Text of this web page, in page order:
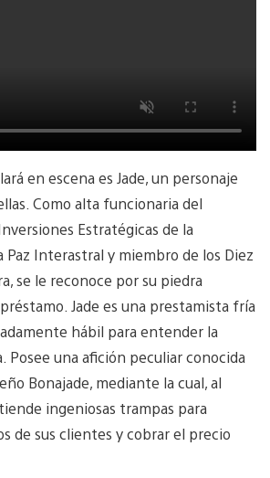
en escena es Jade, un personaje
Como alta funcionaria del
Estratégicas de la
Paz Interastral y miembro de los Diez
se le reconoce por su piedra
Jade es una prestamista fría
hábil para entender la
Posee una afición peculiar conocida
Bonajade, mediante la cual, al
ingeniosas trampas para
de sus clientes y cobrar el precio